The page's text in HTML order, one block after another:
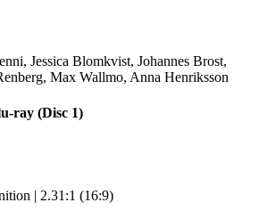
Jessica Blomkvist, Johannes Brost,
Max Wallmo, Anna Henriksson
ray (Disc 1)
| 2.31:1 (16:9)